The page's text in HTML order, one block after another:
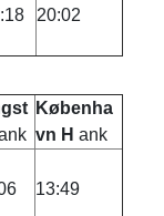
20:02
Københa
vn H ank
13:49